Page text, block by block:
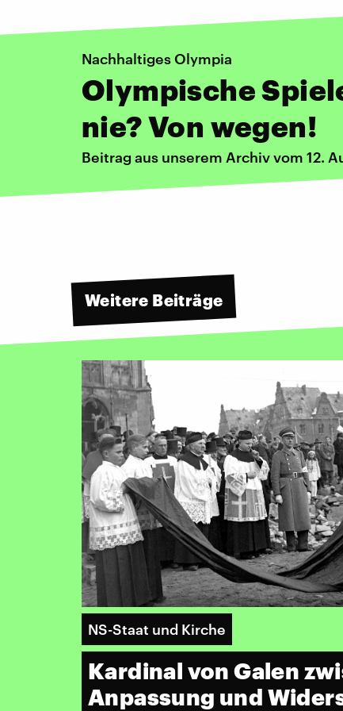
Nachhaltiges Olympia
Olympische
nie? Von wegen!
Beitrag aus unserem Archiv vom 12.
Weitere Beiträge
NS-Staat und Kirche
Kardinal von Galen
Anpassung und